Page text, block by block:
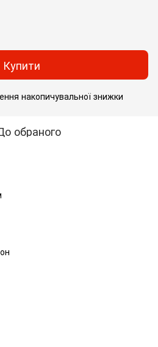
Купити
накопичувальної знижки
обраного